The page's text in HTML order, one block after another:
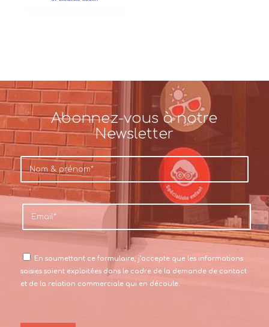
Abonnez-vous à notre
Newsletter
En soumettant ce formulaire, j’accepte que les informations
saisies soient exploitées dans le cadre de la demande de contact
et de la relation commerciale qui en découle.